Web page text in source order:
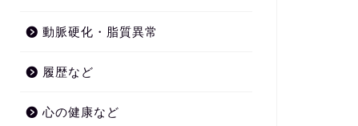
動脈硬化・脂質異常
履歴など
心の健康など